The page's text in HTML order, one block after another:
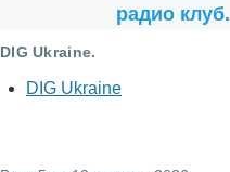
радио клуб.
DIG Ukraine.
DIG Ukraine